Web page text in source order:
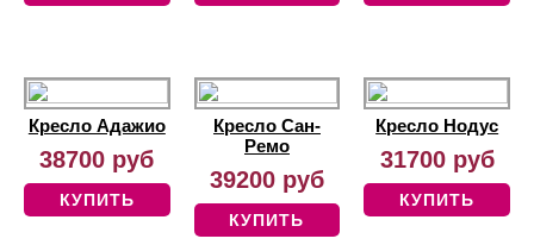
Кресло Адажио
38700 руб
КУПИТЬ
Кресло Сан-
Ремо
39200 руб
КУПИТЬ
Кресло Нодус
31700 руб
КУПИТЬ